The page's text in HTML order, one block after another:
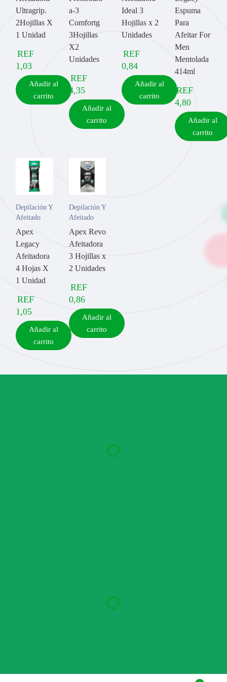
Agitar
Agitar bien antes de usar / mantener la lata en posición vertical.
Afeitado
Afeitarse con movimientos suaves
Enjuagar
Enjuagar con agua tibia
Ultragrip.
2Hojillas X
1 Unidad
REF
1,03
Añadir al
carrito
a-3
Comfortg
3Hojillas
X2
Unidades
REF
4,35
Añadir al
carrito
Ideal 3
Hojillas x 2
Unidades
REF
0,84
Añadir al
carrito
Espuma
Para
Afeitar For
Men
Mentolada
414ml
REF
4,80
Añadir al
carrito
Depilación Y
Afeitado
Apex
Legacy
Afeitadora
4 Hojas X
1 Unidad
REF
1,05
Añadir al
carrito
Depilación Y
Afeitado
Apex Revo
Afeitadora
3 Hojillas x
2 Unidades
REF
0,86
Añadir al
carrito